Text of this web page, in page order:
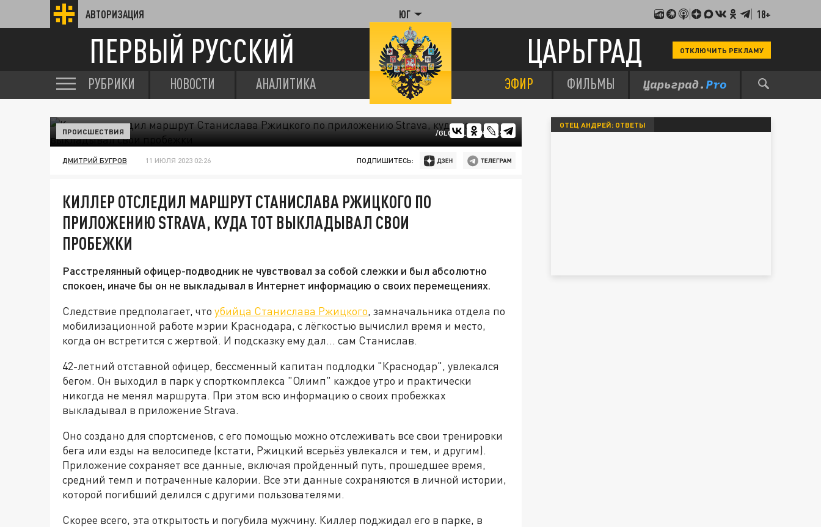
АВТОРИЗАЦИЯ ЮГ 18+
ПЕРВЫЙ РУССКИЙ ЦАРЬГРАД ОТКЛЮЧИТЬ РЕКЛАМУ
РУБРИКИ НОВОСТИ АНАЛИТИКА ЭФИР ФИЛЬМЫ
/GLOBALLOOKPRESS
ПРОИСШЕСТВИЯ
ДМИТРИЙ БУГРОВ 11 ИЮЛЯ 2023 02:26 ПОДПИШИТЕСЬ:
КИЛЛЕР ОТСЛЕДИЛ МАРШРУТ СТАНИСЛАВА РЖИЦКОГО ПО
ПРИЛОЖЕНИЮ STRAVA, КУДА ТОТ ВЫКЛАДЫВАЛ СВОИ
ПРОБЕЖКИ
Расстрелянный офицер-подводник не чувствовал за собой слежки и был абсолютно
спокоен, иначе бы он не выкладывал в Интернет информацию о своих перемещениях.
Следствие предполагает, что убийца Станислава Ржицкого, замначальника отдела по
мобилизационной работе мэрии Краснодара, с лёгкостью вычислил время и место,
когда он встретится с жертвой. И подсказку ему дал… сам Станислав.
42-летний отставной офицер, бессменный капитан подлодки "Краснодар", увлекался
бегом. Он выходил в парк у спорткомплекса "Олимп" каждое утро и практически
никогда не менял маршрута. При этом всю информацию о своих пробежках
выкладывал в приложение Strava.
Оно создано для спортсменов, с его помощью можно отслеживать все свои тренировки
бега или езды на велосипеде (кстати, Ржицкий всерьёз увлекался и тем, и другим).
Приложение сохраняет все данные, включая пройденный путь, прошедшее время,
средний темп и потраченные калории. Все эти данные сохраняются в личной истории,
которой погибший делился с другими пользователями.
Скорее всего, эта открытость и погубила мужчину. Киллер поджидал его в парке, в
ОТЕЦ АНДРЕЙ: ОТВЕТЫ